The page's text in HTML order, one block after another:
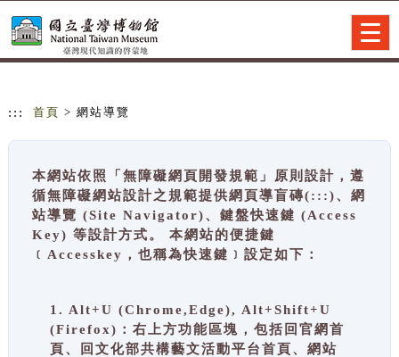
::: 首頁 > 網站導覽
本網站依照「無障礙網頁開發規範」原則設計，遵
循無障礙網站設計之規範提供網頁導盲磚(:::)、網
站導覽 (Site Navigator)、鍵盤快速鍵 (Access
Key) 等設計方式。 本網站的便捷鍵
﹝Accesskey，也稱為快速鍵﹞設定如下：
1. Alt+U (Chrome,Edge), Alt+Shift+U
(Firefox)：右上方功能區塊，包括回官網首
頁、回文化部共構藝文活動平台首頁、網站